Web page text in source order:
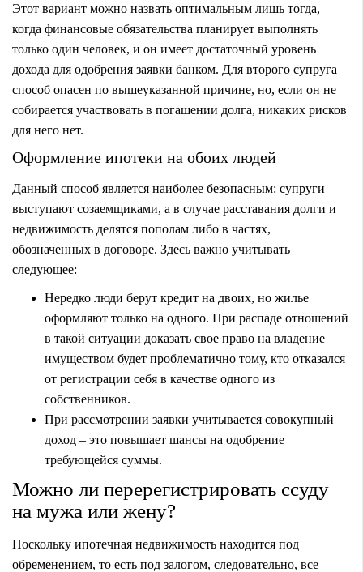
Этот вариант можно назвать оптимальным лишь тогда,
когда финансовые обязательства планирует выполнять
только один человек, и он имеет достаточный уровень
дохода для одобрения заявки банком. Для второго супруга
способ опасен по вышеуказанной причине, но, если он не
собирается участвовать в погашении долга, никаких рисков
для него нет.
Оформление ипотеки на обоих людей
Данный способ является наиболее безопасным: супруги
выступают созаемщиками, а в случае расставания долги и
недвижимость делятся пополам либо в частях,
обозначенных в договоре. Здесь важно учитывать
следующее:
Нередко люди берут кредит на двоих, но жилье
оформляют только на одного. При распаде отношений
в такой ситуации доказать свое право на владение
имуществом будет проблематично тому, кто отказался
от регистрации себя в качестве одного из
собственников.
При рассмотрении заявки учитывается совокупный
доход – это повышает шансы на одобрение
требующейся суммы.
Можно ли перерегистрировать ссуду
на мужа или жену?
Поскольку ипотечная недвижимость находится под
обременением, то есть под залогом, следовательно, все